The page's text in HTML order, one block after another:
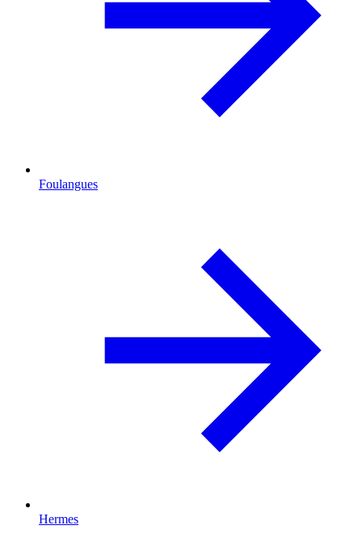
Foulangues
Hermes